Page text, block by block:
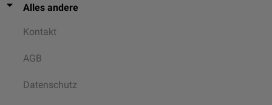
Alles andere
Kontakt
AGB
Datenschutz